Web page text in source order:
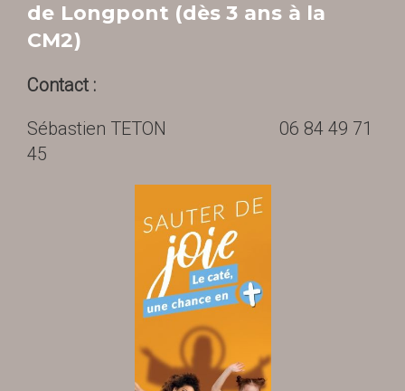
de Longpont (dès 3 ans à la
CM2)
Contact :
Sébastien TETON 06 84 49 71
45